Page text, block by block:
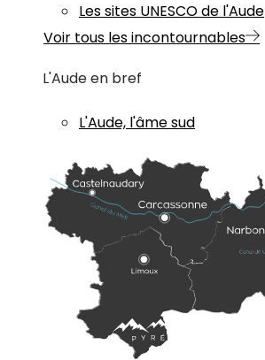
Les sites UNESCO de l'Aude
Voir tous les incontournables
L'Aude en bref
L'Aude, l'âme sud